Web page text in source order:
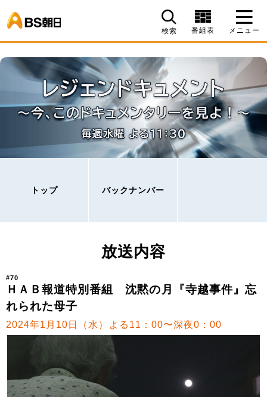
検索 番組表 メニュー
トップ バックナンバー
放送内容
#70
ＨＡＢ報道特別番組 沈黙の月『寺越事件』忘
れられた母子
2024年1月10日（水）よる11：00〜深夜0：00